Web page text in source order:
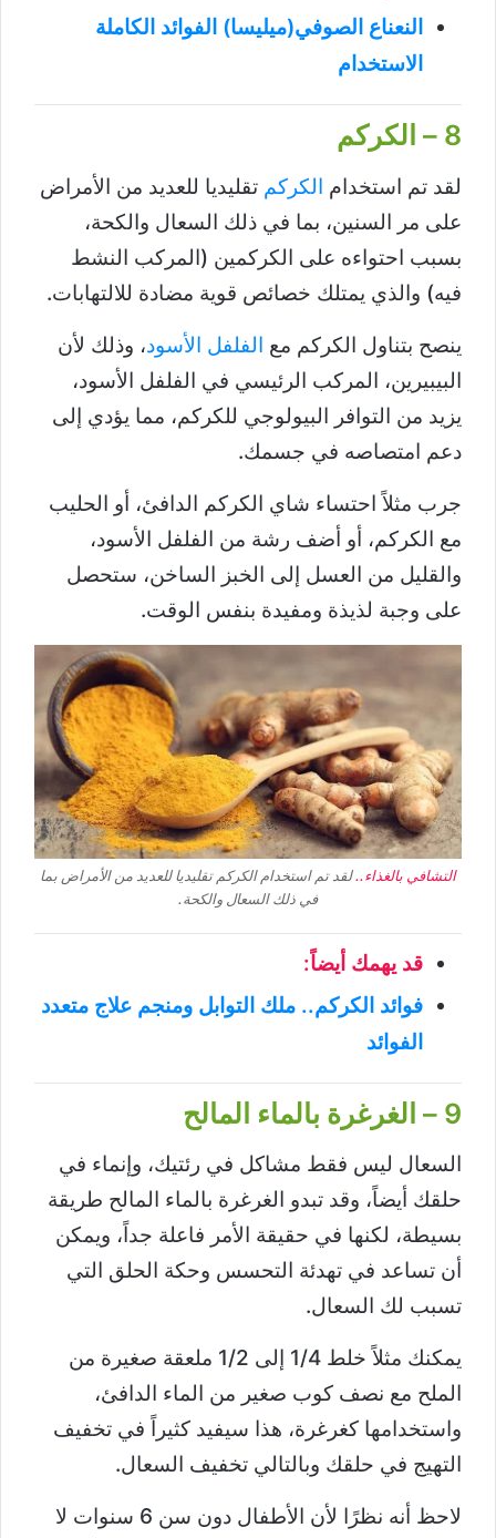
النعناع الصوفي(ميليسا) الفوائد الكاملة
الاستخدام
8 – الكركم
لقد تم استخدام الكركم تقليديا للعديد من الأمراض
على مر السنين، بما في ذلك السعال والكحة،
بسبب احتواءه على الكركمين (المركب النشط
فيه) والذي يمتلك خصائص قوية مضادة للالتهابات.
ينصح بتناول الكركم مع الفلفل الأسود، وذلك لأن
البيبيرين، المركب الرئيسي في الفلفل الأسود،
يزيد من التوافر البيولوجي للكركم، مما يؤدي إلى
دعم امتصاصه في جسمك.
جرب مثلاً احتساء شاي الكركم الدافئ، أو الحليب
مع الكركم، أو أضف رشة من الفلفل الأسود،
والقليل من العسل إلى الخبز الساخن، ستحصل
على وجبة لذيذة ومفيدة بنفس الوقت.
التشافي بالغذاء..لقد تم استخدام الكركم تقليديا للعديد من الأمراض بما
في ذلك السعال والكحة.
قد يهمك أيضاً:
فوائد الكركم.. ملك التوابل ومنجم علاج متعدد
الفوائد
9 – الغرغرة بالماء المالح
السعال ليس فقط مشاكل في رئتيك، وإنماء في
حلقك أيضاً، وقد تبدو الغرغرة بالماء المالح طريقة
بسيطة، لكنها في حقيقة الأمر فاعلة جداً، ويمكن
أن تساعد في تهدئة التحسس وحكة الحلق التي
تسبب لك السعال.
يمكنك مثلاً خلط 1/4 إلى 1/2 ملعقة صغيرة من
الملح مع نصف كوب صغير من الماء الدافئ،
واستخدامها كغرغرة، هذا سيفيد كثيراً في تخفيف
التهيج في حلقك وبالتالي تخفيف السعال.
لاحظ أنه نظرًا لأن الأطفال دون سن 6 سنوات لا